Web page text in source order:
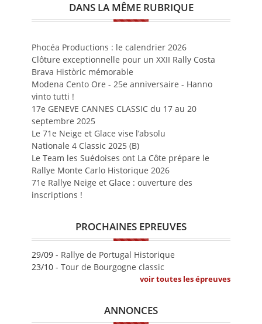
DANS LA MÊME RUBRIQUE
Phocéa Productions : le calendrier 2026
Clôture exceptionnelle pour un XXII Rally Costa
Brava Històric mémorable
Modena Cento Ore - 25e anniversaire - Hanno
vinto tutti !
17e GENEVE CANNES CLASSIC du 17 au 20
septembre 2025
Le 71e Neige et Glace vise l’absolu
Nationale 4 Classic 2025 (B)
Le Team les Suédoises ont La Côte prépare le
Rallye Monte Carlo Historique 2026
71e Rallye Neige et Glace : ouverture des
inscriptions !
PROCHAINES EPREUVES
29/09 - Rallye de Portugal Historique
23/10 - Tour de Bourgogne classic
voir toutes les épreuves
ANNONCES